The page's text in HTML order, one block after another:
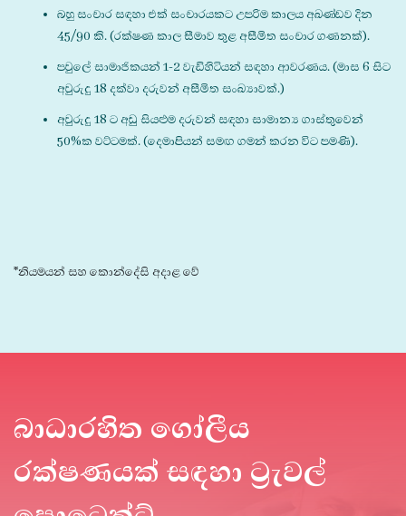
බහු සංචාර සඳහා එක් සංචාරයකට උපරිම කාලය අඛණ්ඩව දින
45/90 කි. (රක්ෂණ කාල සීමාව තුළ අසීමිත සංචාර ගණනක්).
පවුලේ සාමාජිකයන් 1-2 වැඩිහිටියන් සඳහා ආවරණය. (මාස 6 සිට
අවුරුදු 18 දක්වා දරුවන් අසීමිත සංඛ්‍යාවක්.)
අවුරුදු 18 ට අඩු සියළුම දරුවන් සඳහා සාමාන්‍ය ගාස්තුවෙන්
50%ක වට්ටමක්. (දෙමාපියන් සමඟ ගමන් කරන විට පමණි).
*නියමයන් සහ කොන්දේසි අදාළ වේ
බාධාරහිත ගෝලීය
රක්ෂණයක් සඳහා ට්‍රැවල්